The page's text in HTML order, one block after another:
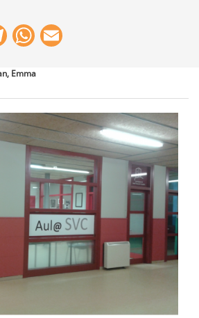
Telegram
WhatsApp
Emma